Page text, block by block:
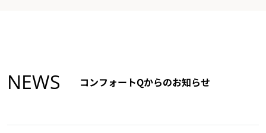
NEWS コンフォートQからのお知らせ